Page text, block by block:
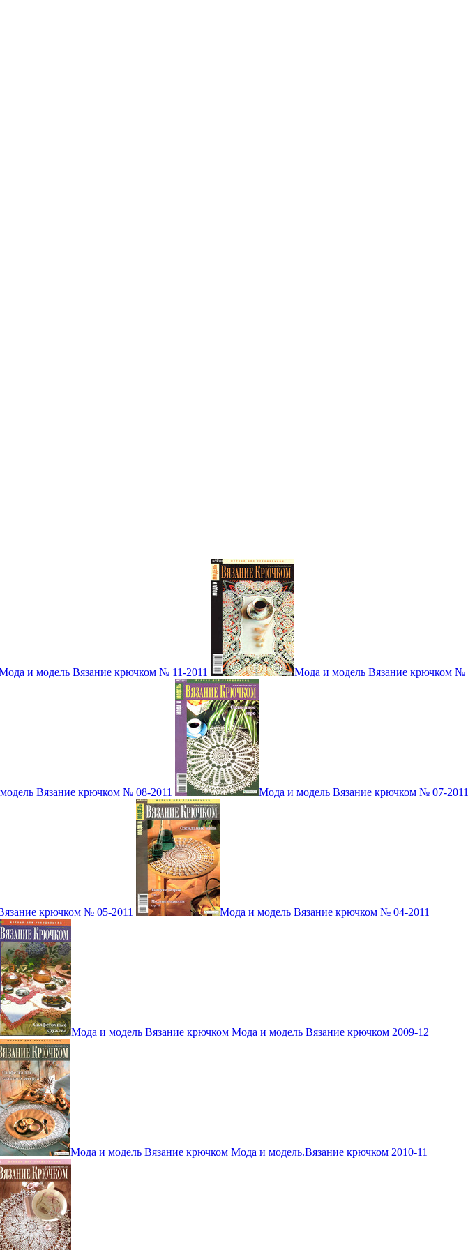
и модель Вязание крючком № 11-2011 Мода и модель Вязание крючком №
Вязание крючком № 08-2011 Мода и модель Вязание крючком № 07-2011
крючком № 05-2011 Мода и модель Вязание крючком № 04-2011
Мода и модель Вязание крючком Мода и модель Вязание крючком 2009-12
Мода и модель Вязание крючком Мода и модель.Вязание крючком 2010-11